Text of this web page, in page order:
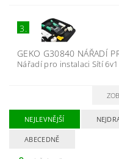
3.
GEKO G30840 NÁŘADÍ
Nářadí pro instalaci Sítí 6v1
NEJLEVNĚJŠÍ
ABECEDNĚ